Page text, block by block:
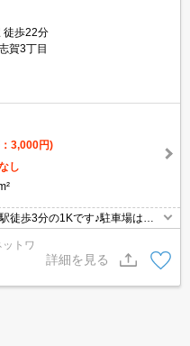
徒歩22分
賀3丁目
3,000円)
し
徒歩3分の1Kです♪駐車場はセ
機付き。シャンプードレッサー
トワ
詳細を見る